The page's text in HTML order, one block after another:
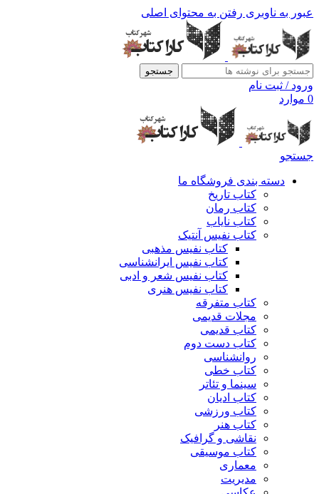
عبور به ناوبری رفتن به محتوای اصلی
جستجو
ورود / ثبت نام
0 موارد
جستجو
دسته بندی فروشگاه ما
کتاب تاریخ
کتاب رمان
کتاب نایاب
کتاب نفیس آنتیک
کتاب نفیس مذهبی
کتاب نفیس ایرانشناسی
کتاب نفیس شعر و ادبی
کتاب نفیس هنری
کتاب متفرقه
مجلات قدیمی
کتاب قدیمی
کتاب دست دوم
روانشناسی
کتاب خطی
سینما و تئاتر
کتاب ادیان
کتاب ورزشی
کتاب هنر
نقاشی و گرافیک
کتاب موسیقی
معماری
مدیریت